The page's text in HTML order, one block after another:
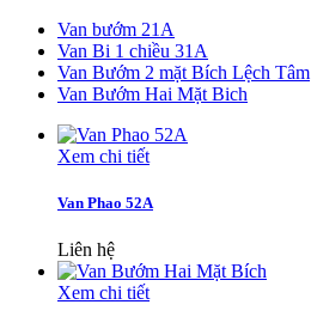
Van bướm 21A
Van Bi 1 chiều 31A
Van Bướm 2 mặt Bích Lệch Tâm
Van Bướm Hai Mặt Bich
Xem chi tiết
Van Phao 52A
Liên hệ
Xem chi tiết